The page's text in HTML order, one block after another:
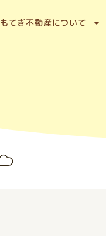
もてぎ不動産について